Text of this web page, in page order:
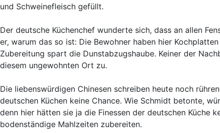
und Schweinefleisch gefüllt.
Der deutsche Küchenchef wunderte sich, dass an allen
er, warum das so ist: Die Bewohner haben hier
Zubereitung spart die Dunstabzugshaube. Keiner der
diesem ungewohnten Ort zu.
Die liebenswürdigen Chinesen schreiben heute noch
deutschen Küchen keine Chance. Wie Schmidt betonte,
denn hier hätten sie ja die Finessen der deutschen Küche
bodenständige Mahlzeiten zubereiten.